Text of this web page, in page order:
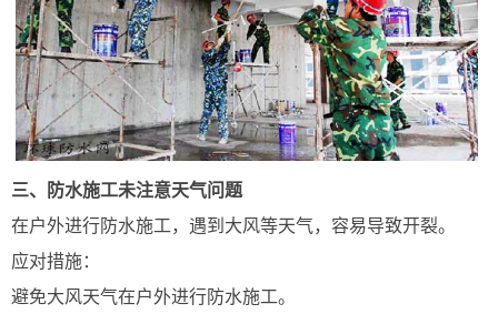
三、防水施工未注意天气问题
在户外进行防水施工，遇到大风等天气，容易导致开裂。
应对措施：
避免大风天气在户外进行防水施工。